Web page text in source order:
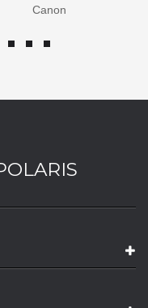
Canon